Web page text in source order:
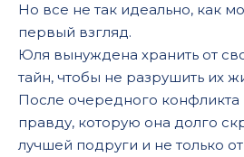
Но все не так идеально, как
первый взгляд.
Юля вынуждена хранить от
тайн, чтобы не разрушить их
После очередного
правду, которую она долго
лучшей подруги и не только